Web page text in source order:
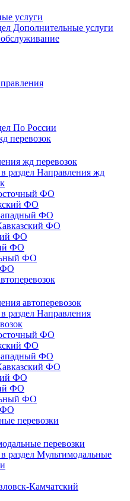
услуги
Дополнительные услуги
По России
перевозок
жд перевозок
раздел Направления жд
ФО
ФО
ФО
ФО
ФО
ФО
ФО
автоперевозок
раздел Направления
ФО
ФО
ФО
ФО
ФО
ФО
ФО
перевозки
перевозки
раздел Мультимодальные
Камчатский